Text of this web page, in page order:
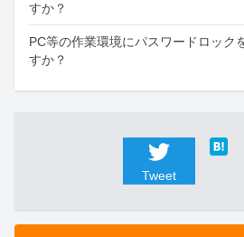
すか？
PC等の作業環境にパスワードロック
すか？
Tweet